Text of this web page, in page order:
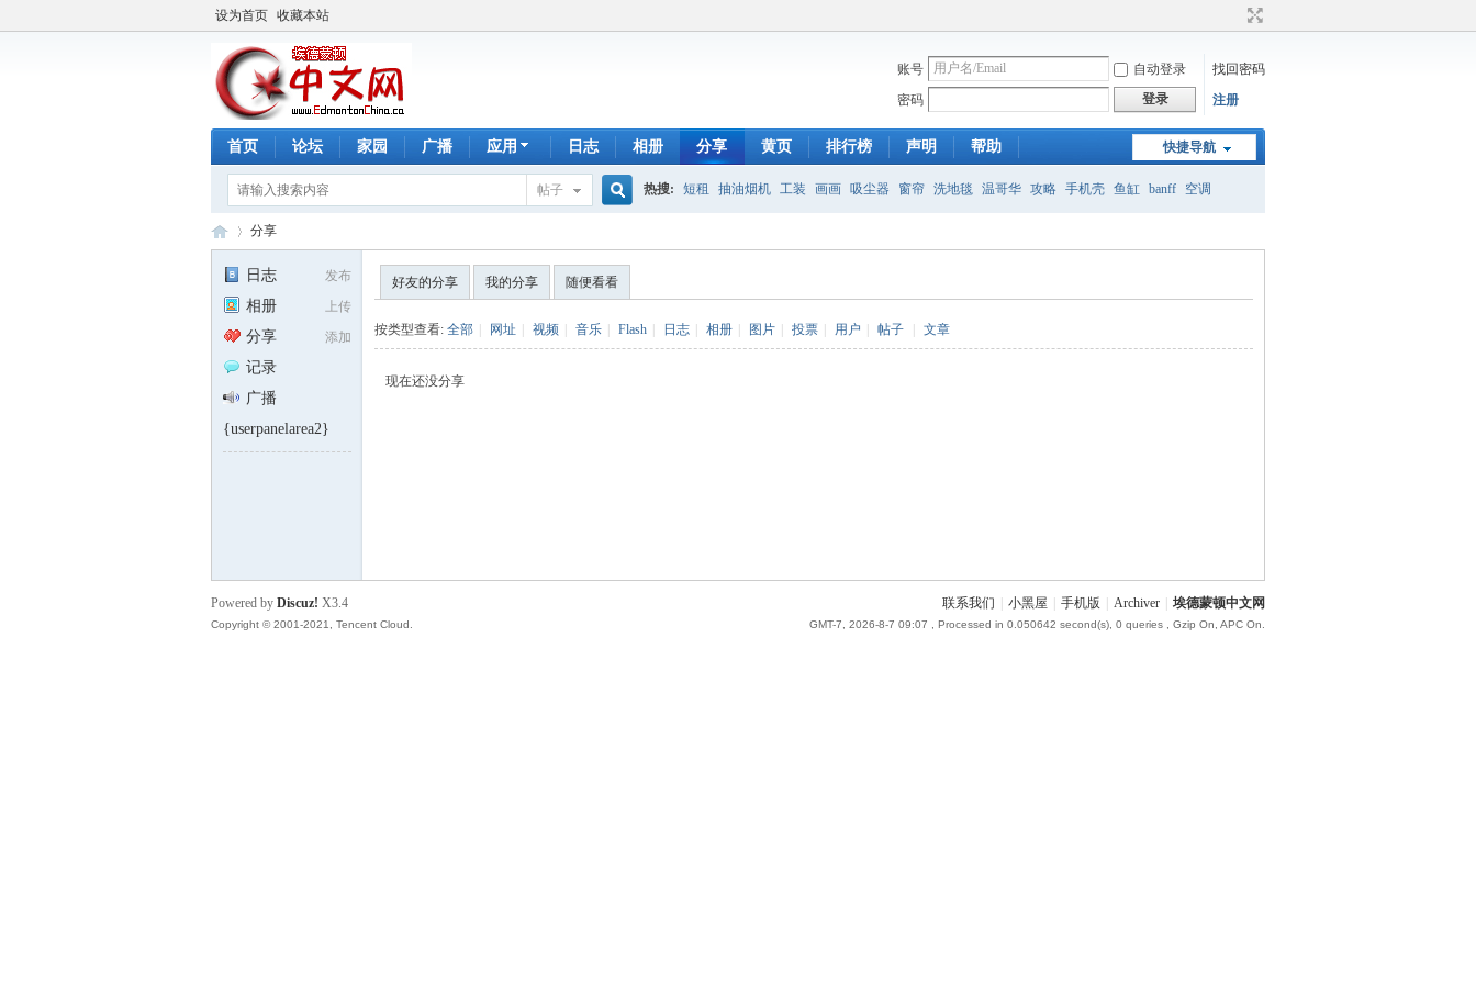
设为首页 收藏本站
账号 自动登录
找回密码
密码
登录 注册
快捷导航
首页 论坛 家园 广播 应用 日志 相册 分享 黄页 排行榜 声明 帮助
帖子 热搜: 短租 抽油烟机 工装 画画 吸尘器 窗帘 洗地毯 温哥华 攻略 手机壳 鱼缸 banff 空调
分享
发布
日志
上传
相册
添加
分享
记录
广播
{userpanelarea2}
好友的分享 我的分享 随便看看
按类型查看: 全部 网址 视频 音乐 Flash 日志 相册 图片 投票 用户 帖子 文章
现在还没分享
联系我们 小黑屋 手机版 Archiver 埃德蒙顿中文网
GMT-7, 2026-8-7 09:07 , Processed in 0.050642 second(s), 0 queries , Gzip On, APC On.
Powered by Discuz! X3.4
Copyright © 2001-2021, Tencent Cloud.